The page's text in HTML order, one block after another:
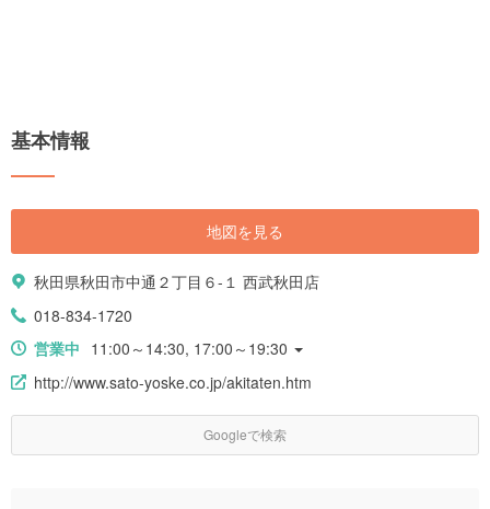
基本情報
地図を見る
秋田県秋田市中通２丁目６-１ 西武秋田店
018-834-1720
営業中 11:00～14:30, 17:00～19:30
http://www.sato-yoske.co.jp/akitaten.htm
Googleで検索